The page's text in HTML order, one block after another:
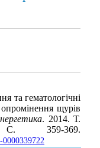
та гематологічні
щурів
. 2014. Т.
369.